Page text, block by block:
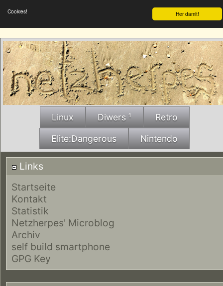
Her damit!
Cookies!
Linux Diwers ¹ Retro
Elite:Dangerous Nintendo
Links
Startseite
Kontakt
Statistik
Netzherpes' Microblog
Archiv
self build smartphone
GPG Key